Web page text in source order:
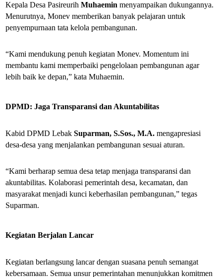
Kepala Desa PasireurihMuhaemin menyampaikan dukungannya.
Menurutnya, Monev memberikan banyak pelajaran untuk
penyempurnaan tata kelola pembangunan.
“Kami mendukung penuh kegiatan Monev. Momentum ini
membantu kami memperbaiki pengelolaan pembangunan agar
lebih baik ke depan,” kata Muhaemin.
DPMD: Jaga Transparansi dan Akuntabilitas
Kabid DPMD LebakSuparman, S.Sos., M.A. mengapresiasi
desa-desa yang menjalankan pembangunan sesuai aturan.
“Kami berharap semua desa tetap menjaga transparansi dan
akuntabilitas. Kolaborasi pemerintah desa, kecamatan, dan
masyarakat menjadi kunci keberhasilan pembangunan,” tegas
Suparman.
Kegiatan Berjalan Lancar
Kegiatan berlangsung lancar dengan suasana penuh semangat
kebersamaan. Semua unsur pemerintahan menunjukkan komitmen